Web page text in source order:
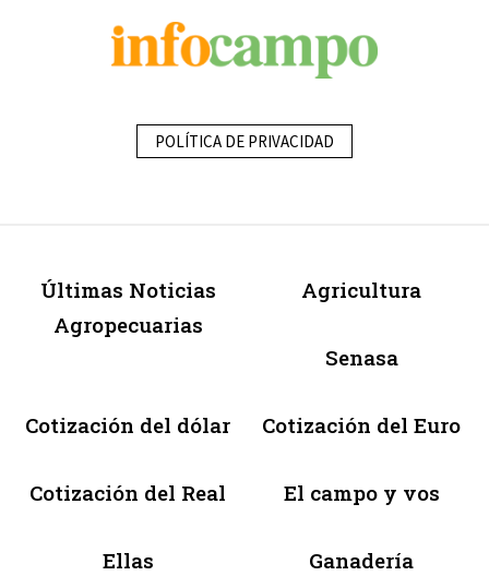
POLÍTICA DE PRIVACIDAD
Últimas Noticias
Agropecuarias
Agricultura
Senasa
Cotización del dólar Cotización del Euro
Cotización del Real El campo y vos
Ellas Ganadería